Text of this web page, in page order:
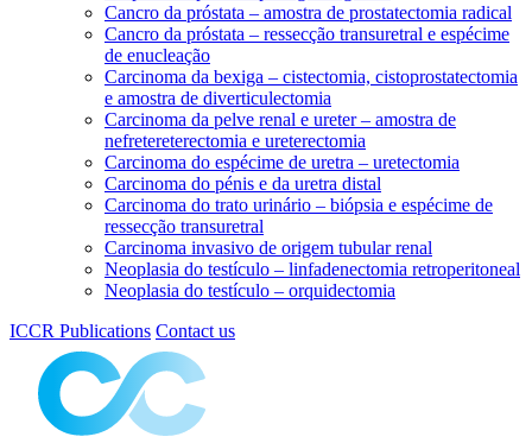
Cancro da próstata – amostra de prostatectomia radical
Cancro da próstata – ressecção transuretral e espécime
de enucleação
Carcinoma da bexiga – cistectomia, cistoprostatectomia
e amostra de diverticulectomia
Carcinoma da pelve renal e ureter – amostra de
nefretereterectomia e ureterectomia
Carcinoma do espécime de uretra – uretectomia
Carcinoma do pénis e da uretra distal
Carcinoma do trato urinário – biópsia e espécime de
ressecção transuretral
Carcinoma invasivo de origem tubular renal
Neoplasia do testículo – linfadenectomia retroperitoneal
Neoplasia do testículo – orquidectomia
ICCR Publications Contact us